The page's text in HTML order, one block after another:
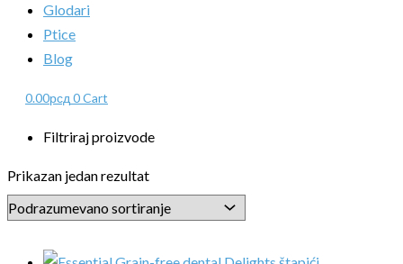
Glodari
Ptice
Blog
0.00рсд 0Cart
Filtriraj proizvode
Prikazan jedan rezultat